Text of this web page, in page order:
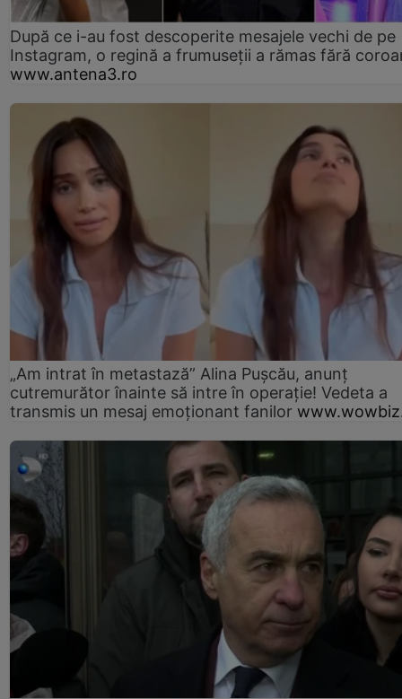
După ce i-au fost descoperite mesajele vechi de pe
Instagram, o regină a frumuseții a rămas fără
www.antena3.ro
„Am intrat în metastază” Alina Pușcău, anunț
cutremurător înainte să intre în operație! Vedeta a
transmis un mesaj emoționant fanilor